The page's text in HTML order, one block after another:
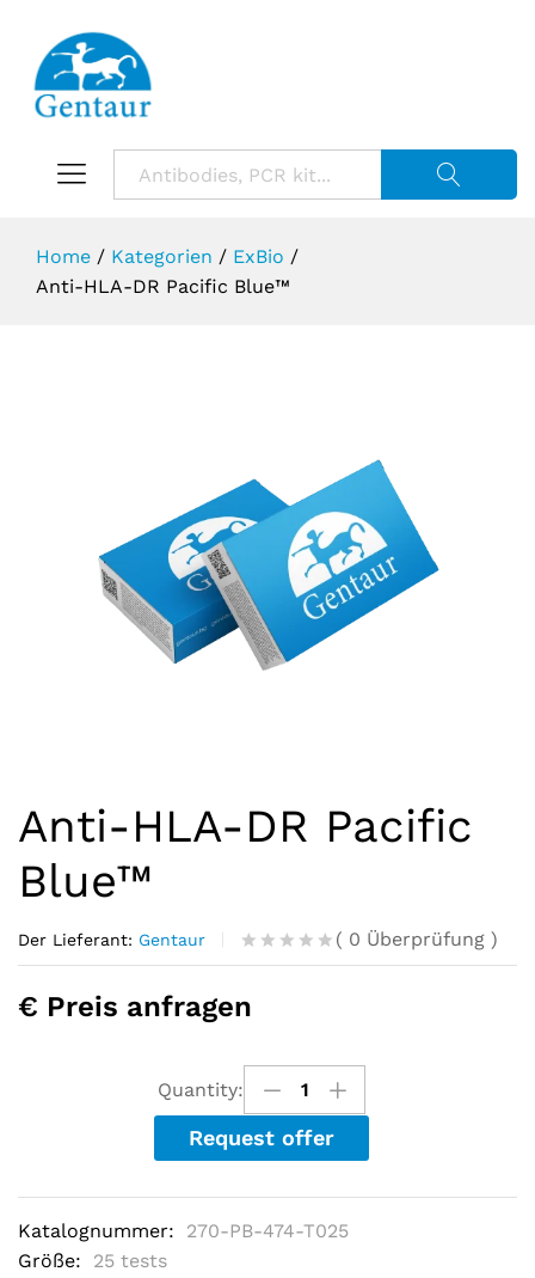
Home / Kategorien / ExBio /
Anti-HLA-DR Pacific Blue™
Anti-HLA-DR Pacific
Blue™
Der Lieferant: Gentaur
R
t
o
u
t
o
f
5
a
e
0
( 0 Überprüfung )
€ Preis anfragen
Quantity:
Request offer
Katalognummer:
270-PB-474-T025
Größe:
25 tests